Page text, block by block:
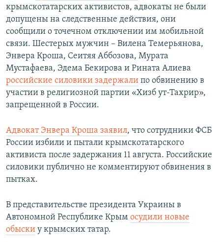
крымскотатарских активистов, адвокаты не были
допущены на следственные действия, они
сообщили о точечном отключении им мобильной
связи. Шестерых мужчин – Вилена Темерьянова,
Энвера Кроша, Сеитяя Аббозова, Мурата
Мустафаева, Эдема Бекирова и Рината Алиева
российские силовики задержали по обвинению в
участии в религиозной партии «Хизб ут-Тахрир»,
запрещенной в России.
Адвокат Энвера Кроша заявил, что сотрудники ФСБ
России избили и пытали крымскотатарского
активиста после задержания 11 августа. Российские
силовики публично не комментируют обвинения в
пытках.
В представительстве президента Украины в
Автономной Республике Крым осудили новые
обыски у крымских татар.